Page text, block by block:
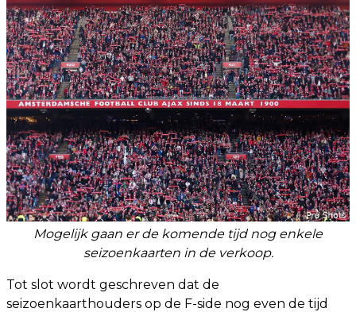
Mogelijk gaan er de komende tijd nog enkele
seizoenkaarten in de verkoop.
Tot slot wordt geschreven dat de
seizoenkaarthouders op de F-side nog even de tijd